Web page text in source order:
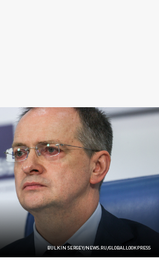
BULKIN SERGEY/NEWS.RU/GLOBALLOOKPRESS